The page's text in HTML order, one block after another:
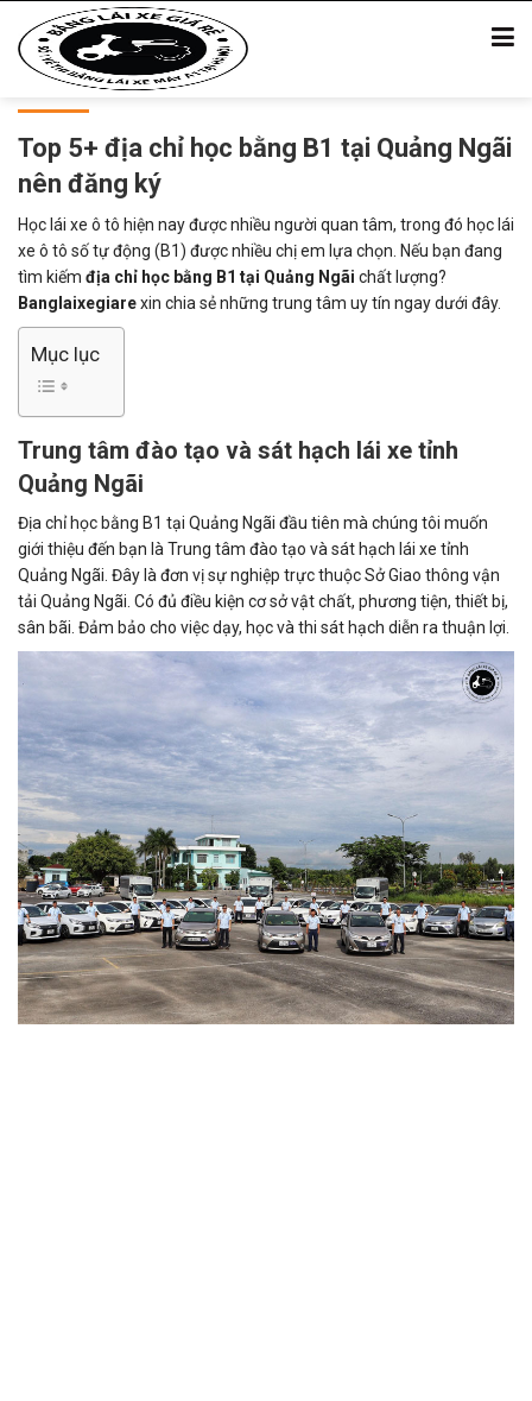
Top 5+ địa chỉ học bằng B1 tại Quảng Ngãi
nên đăng ký
Học lái xe ô tô hiện nay được nhiều người quan tâm, trong đó học lái
xe ô tô số tự động (B1) được nhiều chị em lựa chọn. Nếu bạn đang
tìm kiếm địa chỉ học bằng B1 tại Quảng Ngãi chất lượng?
Banglaixegiarexin chia sẻ những trung tâm uy tín ngay dưới đây.
Mục lục
Trung tâm đào tạo và sát hạch lái xe tỉnh
Quảng Ngãi
Địa chỉ học bằng B1 tại Quảng Ngãi đầu tiên mà chúng tôi muốn
giới thiệu đến bạn là Trung tâm đào tạo và sát hạch lái xe tỉnh
Quảng Ngãi. Đây là đơn vị sự nghiệp trực thuộc Sở Giao thông vận
tải Quảng Ngãi. Có đủ điều kiện cơ sở vật chất, phương tiện, thiết bị,
sân bãi. Đảm bảo cho việc dạy, học và thi sát hạch diễn ra thuận lợi.